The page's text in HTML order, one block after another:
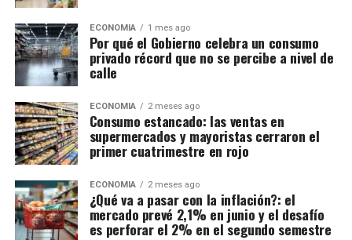
ECONOMIA 1 mes ago
Por qué el Gobierno celebra un consumo
privado récord que no se percibe a nivel de
calle
ECONOMIA 2 meses ago
Consumo estancado: las ventas en
supermercados y mayoristas cerraron el
primer cuatrimestre en rojo
ECONOMIA 2 meses ago
¿Qué va a pasar con la inflación?: el
mercado prevé 2,1% en junio y el desafío
es perforar el 2% en el segundo semestre